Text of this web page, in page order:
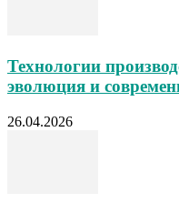
Технологии
эволюция и
26.04.2026